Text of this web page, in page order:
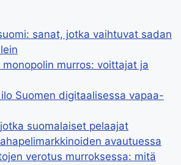
sanat, jotka vaihtuvat sadan
monopolin murros: voittajat ja
Suomen digitaalisessa vapaa-
suomalaiset pelaajat
avautuessa
verotus murroksessa: mitä